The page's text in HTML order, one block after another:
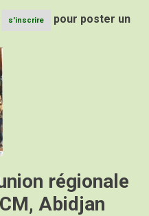
s'inscrire
pour poster un
régionale
Abidjan